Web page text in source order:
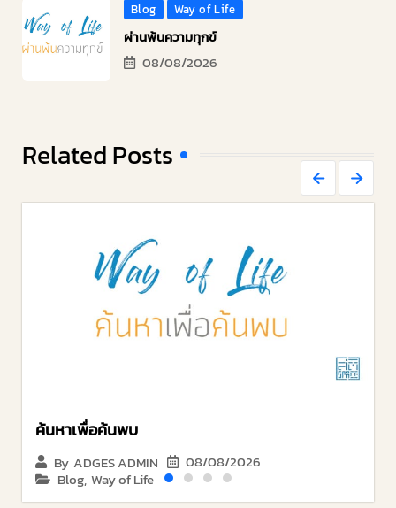
Blog Way of Life
ผ่านพ้นความทุกข์
08/08/2026
Related Posts
ค้นหาเพื่อค้นพบ
By ADGES ADMIN
08/08/2026
Blog, Way of Life